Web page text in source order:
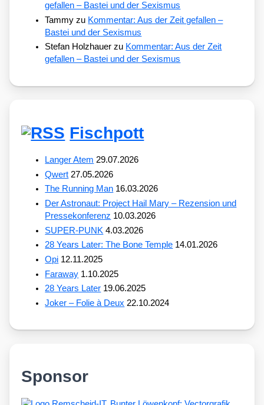
gefallen – Bastei und der Sexismus
Tammy zu Kommentar: Aus der Zeit gefallen –
Bastei und der Sexismus
Stefan Holzhauer zu Kommentar: Aus der Zeit
gefallen – Bastei und der Sexismus
Fischpott
Langer Atem 29.07.2026
Qwert 27.05.2026
The Running Man 16.03.2026
Der Astronaut: Project Hail Mary – Rezension und
Pressekonferenz 10.03.2026
SUPER-PUNK 4.03.2026
28 Years Later: The Bone Temple 14.01.2026
Opi 12.11.2025
Faraway 1.10.2025
28 Years Later 19.06.2025
Joker – Folie à Deux 22.10.2024
Sponsor